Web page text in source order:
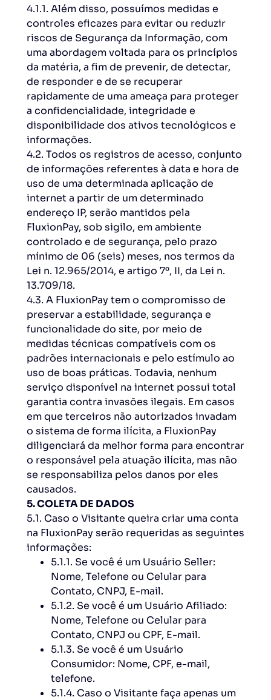
4.1.1. Além disso, possuímos medidas e
controles eficazes para evitar ou reduzir
riscos de Segurança da Informação, com
uma abordagem voltada para os princípios
da matéria, a fim de prevenir, de detectar,
de responder e de se recuperar
rapidamente de uma ameaça para proteger
a confidencialidade, integridade e
disponibilidade dos ativos tecnológicos e
informações.
4.2. Todos os registros de acesso, conjunto
de informações referentes à data e hora de
uso de uma determinada aplicação de
internet a partir de um determinado
endereço IP, serão mantidos pela
FluxionPay, sob sigilo, em ambiente
controlado e de segurança, pelo prazo
mínimo de 06 (seis) meses, nos termos da
Lei n. 12.965/2014, e artigo 7º, II, da Lei n.
13.709/18.
4.3. A FluxionPay tem o compromisso de
preservar a estabilidade, segurança e
funcionalidade do site, por meio de
medidas técnicas compatíveis com os
padrões internacionais e pelo estímulo ao
uso de boas práticas. Todavia, nenhum
serviço disponível na internet possui total
garantia contra invasões ilegais. Em casos
em que terceiros não autorizados invadam
o sistema de forma ilícita, a FluxionPay
diligenciará da melhor forma para encontrar
o responsável pela atuação ilícita, mas não
se responsabiliza pelos danos por eles
causados.
5. COLETA DE DADOS
5.1. Caso o Visitante queira criar uma conta
na FluxionPay serão requeridas as seguintes
informações:
5.1.1. Se você é um Usuário Seller:
Nome, Telefone ou Celular para
Contato, CNPJ, E-mail.
5.1.2. Se você é um Usuário Afiliado:
Nome, Telefone ou Celular para
Contato, CNPJ ou CPF, E-mail.
5.1.3. Se você é um Usuário
Consumidor: Nome, CPF, e-mail,
telefone.
5.1.4. Caso o Visitante faça apenas um